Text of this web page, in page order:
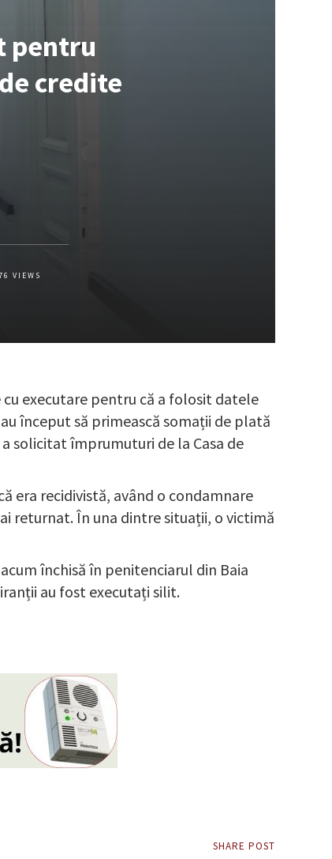
pentru
credite
VIEWS
cu executare pentru că a folosit datele
început să primească somații de plată
solicitat împrumuturi de la Casa de
era recidivistă, având o condamnare
returnat. În una dintre situații, o victimă
închisă în penitenciarul din Baia
au fost executați silit.
SHARE POST